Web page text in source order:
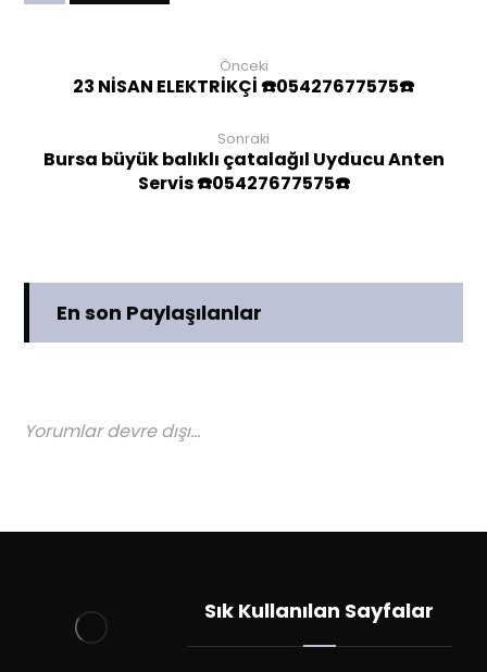
Önceki
23 NİSAN ELEKTRİKÇİ ☎️05427677575☎️
Sonraki
Bursa büyük balıklı çatalağıl Uyducu Anten
Servis ☎️05427677575☎️
En son Paylaşılanlar
Yorumlar devre dışı...
Sık Kullanılan Sayfalar